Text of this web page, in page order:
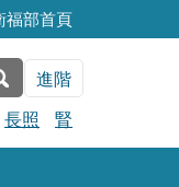
福部首頁
進階
長照 腎